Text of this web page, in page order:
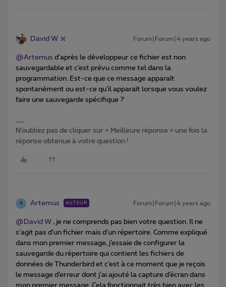
David W Forum|Forum|4 years ago
@Artemus d’après le développeur ce fichier est non
sauvegardable et c’est prévu comme tel dans la
programmation. Est-ce que ce message apparaît
spontanément ou est-ce qu’il apparaît lorsque vous voulez
faire une sauvegarde spécifique ?
N’oubliez pas de cliquer sur « Meilleure réponse » une fois la
réponse obtenue à votre question !
A Artemus AUTEUR Forum|Forum|4 years ago
@David W , je ne comprends pas bien votre question. Il ne
s’agit pas d’un fichier mais d’un répertoire. Comme expliqué
dans mon premier message, j’essaie de configurer la
sauvegarde du répertoire qui contient les fichiers de
données de Thunderbird et c’est à ce moment que je reçois
le message d’erreur dont j’ai ajouté la capture d’écran dans
mon premier message. Cela fonctionnait très bien avec les